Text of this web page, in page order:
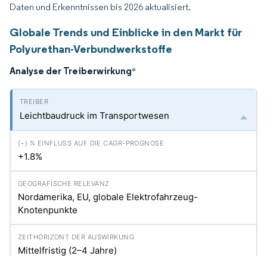
Daten und Erkenntnissen bis 2026 aktualisiert.
Globale Trends und Einblicke in den Markt für
Polyurethan-Verbundwerkstoffe
Analyse der Treiberwirkung*
Leichtbaudruck im Transportwesen
+1.8%
Nordamerika, EU, globale Elektrofahrzeug-
Knotenpunkte
Mittelfristig (2–4 Jahre)